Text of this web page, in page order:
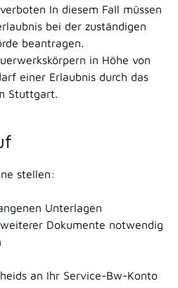
In diesem Fall müssen
bei der zuständigen
beantragen.
in Höhe von
einer Erlaubnis durch das
Stuttgart.
stellen:
Unterlagen
Dokumente notwendig
an Ihr Service-Bw-Konto